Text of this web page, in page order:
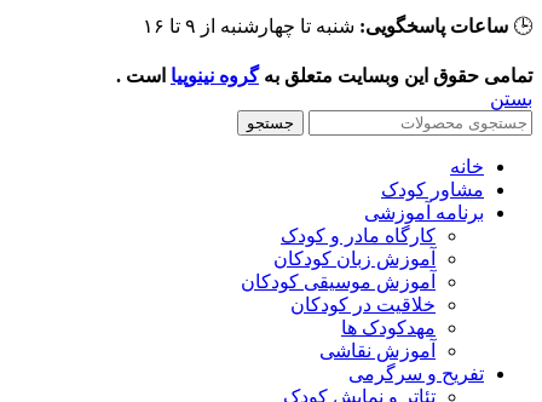
ساعات پاسخگویی: شنبه تا چهارشنبه از ۹ تا ۱۶
حقوق این وبسایت متعلق بهگروه نینوپیااست .
جستجو
خانه
مشاور کودک
برنامه آموزشی
کارگاه مادر و کودک
آموزش زبان کودکان
آموزش موسیقی کودکان
خلاقیت در کودکان
مهد‌کودک ها
آموزش نقاشی
تفریح و سرگرمی
تئاتر و نمایش کودک